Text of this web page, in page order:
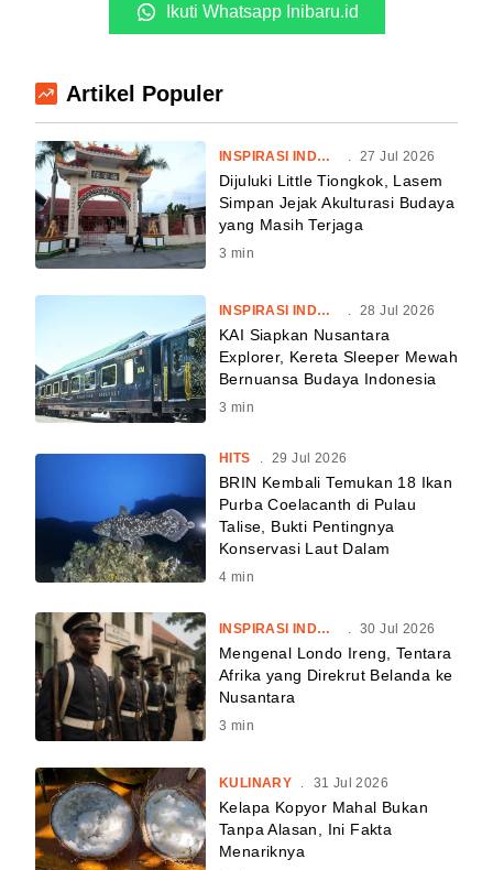
Ikuti Whatsapp Inibaru.id
Artikel Populer
INSPIRASI INDONESIA . 27 Jul 2026
Dijuluki Little Tiongkok, Lasem
Simpan Jejak Akulturasi Budaya
yang Masih Terjaga
3 min
INSPIRASI INDONESIA . 28 Jul 2026
KAI Siapkan Nusantara
Explorer, Kereta Sleeper Mewah
Bernuansa Budaya Indonesia
3 min
HITS . 29 Jul 2026
BRIN Kembali Temukan 18 Ikan
Purba Coelacanth di Pulau
Talise, Bukti Pentingnya
Konservasi Laut Dalam
4 min
INSPIRASI INDONESIA 30 Jul 2026
Mengenal Londo Ireng, Tentara
Afrika yang Direkrut Belanda ke
Nusantara
3 min
KULINARY 31 Jul 2026
Kelapa Kopyor Mahal Bukan
Tanpa Alasan, Ini Fakta
Menariknya